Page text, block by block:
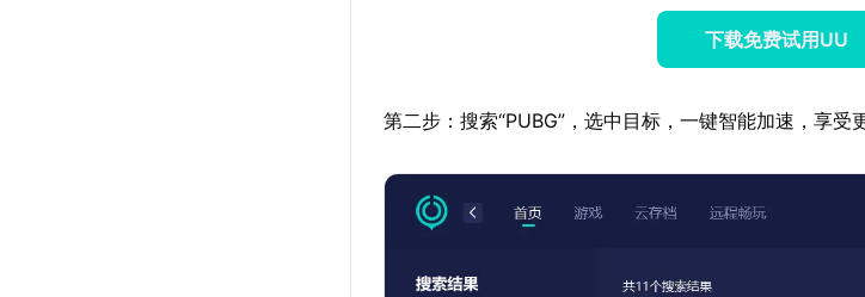
下载免费试用UU
第二步：搜索“PUBG”，选中目标，一键智能加速，享受